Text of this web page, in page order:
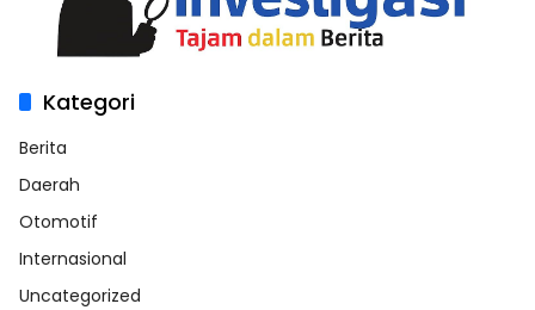
Kategori
Berita
Daerah
Otomotif
Internasional
Uncategorized